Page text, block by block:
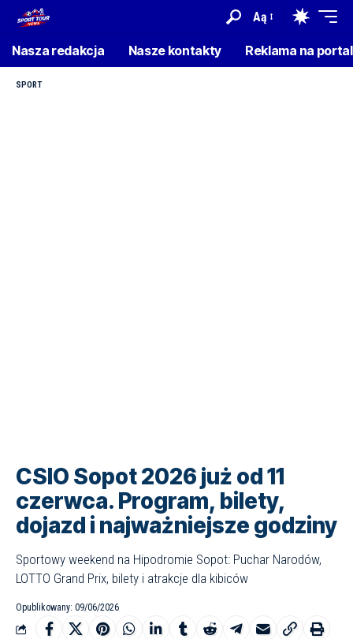
Aą
Nasza redakcja Nasze kontakty Reklama na
SPORT
CSIO Sopot 2026 już od 11
czerwca. Program, bilety,
dojazd i najważniejsze godziny
Sportowy weekend na Hipodromie Sopot: Puchar Narodów,
LOTTO Grand Prix, bilety i atrakcje dla kibiców
Opublikowany: 09/06/2026